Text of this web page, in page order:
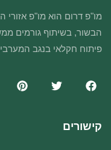
מו"פ דרום הוא מו"פ אזורי
הבשור, בשיתוף גורמים
פיתוח חקלאי בנגב
קישורים